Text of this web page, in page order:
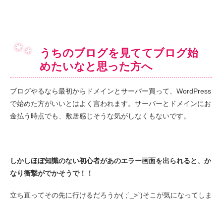
うちのブログを見ててブログ始
めたいなと思った方へ
ブログやるなら最初からドメインとサーバー買って、WordPress
で始めた方がいいとはよく言われます。サーバーとドメインにお
金払う時点でも、敷居感じそうな気がしなくもないです。
しかしほぼ知識のない初心者があのエラー画面を出られると、か
なり衝撃がでかそうで！！
立ち直ってその先に行けるだろうか( ;´_>`)そこが気になってしま